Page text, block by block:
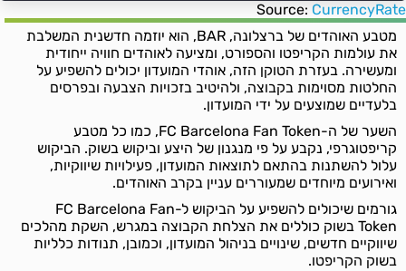
Source: CurrencyRate
מטבע האוהדים של ברצלונה, BAR, הוא יוזמה חדשנית המשלבת
את עולמות הקריפטו והספורט, ומציעה לאוהדים חוויה ייחודית
ומעשירה. בעזרת הטוקן הזה, אוהדי המועדון יכולים להשפיע על
החלטות מסוימות בקבוצה, ולהיטיב בזכויות הצבעה ובפרסים
בלעדיים שמוצעים על ידי המועדון.
השער של ה-FC Barcelona Fan Token, כמו כל מטבע
קריפטוגרפי, נקבע על פי מנגנון של היצע וביקוש בשוק. הביקוש
עלול להשתנות בהתאם לתוצאות המועדון, פעילויות שיווקיות,
ואירועים מיוחדים שמעוררים עניין בקרב האוהדים.
גורמים שיכולים להשפיע על הביקוש ל-FC Barcelona Fan
Token בשוק כוללים את הצלחת הקבוצה במגרש, השקת מהלכים
שיווקיים חדשים, שינויים בניהול המועדון, וכמובן, תנודות כלליות
בשוק הקריפטו.